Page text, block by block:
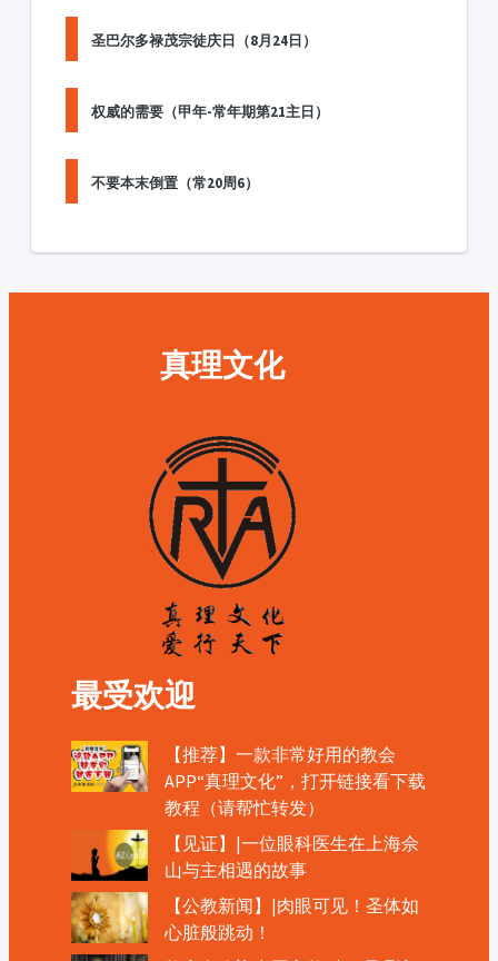
圣巴尔多禄茂宗徒庆日（8月24日）
权威的需要（甲年-常年期第21主日）
不要本末倒置（常20周6）
真理文化
最受欢迎
【推荐】一款非常好用的教会
APP“真理文化”，打开链接看下载
教程（请帮忙转发）
【见证】|一位眼科医生在上海佘
山与主相遇的故事
【公教新闻】|肉眼可见！圣体如
心脏般跳动！